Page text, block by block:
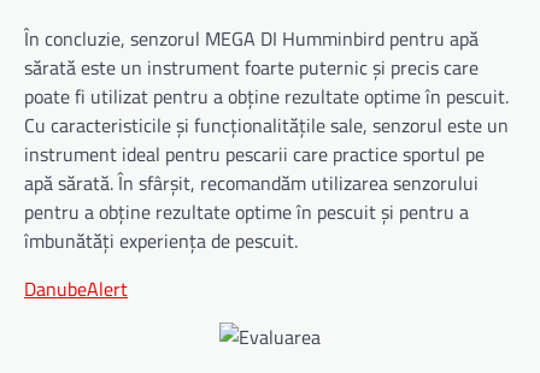
În concluzie, senzorul MEGA DI Humminbird pentru apă
sărată este un instrument foarte puternic și precis care
poate fi utilizat pentru a obține rezultate optime în pescuit.
Cu caracteristicile și funcționalitățile sale, senzorul este un
instrument ideal pentru pescarii care practice sportul pe
apă sărată. În sfârșit, recomandăm utilizarea senzorului
pentru a obține rezultate optime în pescuit și pentru a
îmbunătăți experiența de pescuit.
DanubeAlert